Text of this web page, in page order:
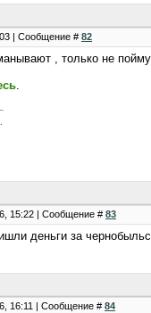
| Сообщение # 82
, только не
.
15:22 | Сообщение # 83
деньги за
16:11 | Сообщение # 84